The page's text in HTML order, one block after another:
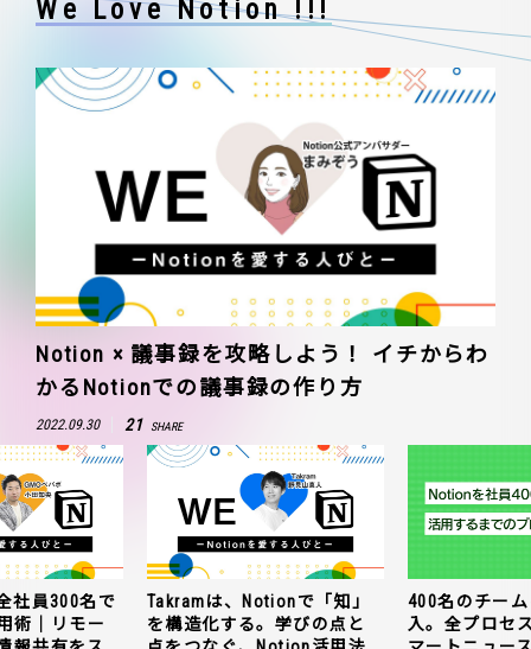
We Love Notion !!!
Notion × 議事録を攻略しよう！ イチからわ
かるNotionでの議事録の作り方
2022.09.30 21 SHARE
社員300名で
術｜リモー
Takramは、Notionで「知」
を構造化する。学びの点と
400名のチー
入。全プロセ